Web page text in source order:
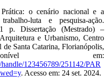
o cenário nacional e a
luta e pesquisa-ação.
p. Dissertação (Mestrado) –
e Urbanismo, Centro
Santa Catarina, Florianópolis,
em:
123456789/251142/PAR
. Acesso em: 24 set. 2024.